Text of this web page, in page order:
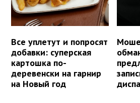
Все уплетут и попросят
добавки: суперская
картошка по-
деревенски на гарнир
на Новый год